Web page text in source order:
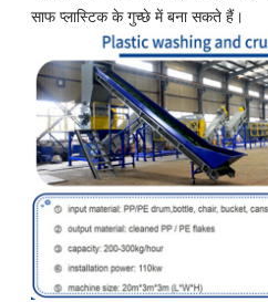
साफ प्लास्टिक के गुच्छे में बना सकते हैं।